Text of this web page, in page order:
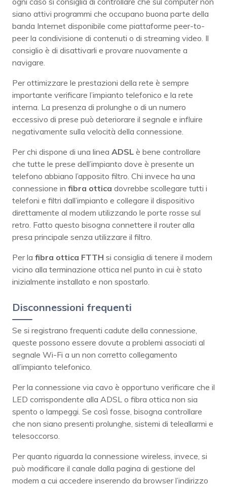
siano attivi programmi che occupano buona parte della
banda Internet disponibile come piattaforme peer-to-
peer la condivisione di contenuti o di streaming video. Il
consiglio è di disattivarli e provare nuovamente a
navigare.
Per ottimizzare le prestazioni della rete è sempre
importante verificare l’impianto telefonico e la rete
interna. La presenza di prolunghe o di un numero
eccessivo di prese può deteriorare il segnale e influire
negativamente sulla velocità della connessione.
Per chi dispone di una linea ADSL è bene controllare
che tutte le prese dell’impianto dove è presente un
telefono abbiano l’apposito filtro. Chi invece ha una
connessione in fibra ottica dovrebbe scollegare tutti i
telefoni e filtri dall’impianto e collegare il dispositivo
direttamente al modem utilizzando le porte rosse sul
retro. Fatto questo bisogna connettere il router alla
presa principale senza utilizzare il filtro.
Per la fibra ottica FTTH si consiglia di tenere il modem
vicino alla terminazione ottica nel punto in cui è stato
inizialmente installato e non spostarlo.
Disconnessioni frequenti
Se si registrano frequenti cadute della connessione,
queste possono essere dovute a problemi associati al
segnale Wi-Fi a un non corretto collegamento
all’impianto telefonico.
Per la connessione via cavo è opportuno verificare che il
LED corrispondente alla ADSL o fibra ottica non sia
spento o lampeggi. Se così fosse, bisogna controllare
che non siano presenti prolunghe, sistemi di teleallarmi e
telesoccorso.
Per quanto riguarda la connessione wireless, invece, si
può modificare il canale dalla pagina di gestione del
modem a cui accedere inserendo da browser l’indirizzo